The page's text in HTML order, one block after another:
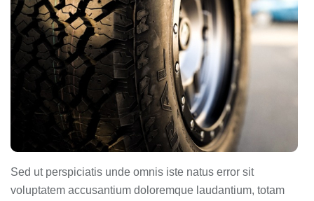
Sed ut perspiciatis unde omnis iste natus error sit
voluptatem accusantium doloremque laudantium, totam